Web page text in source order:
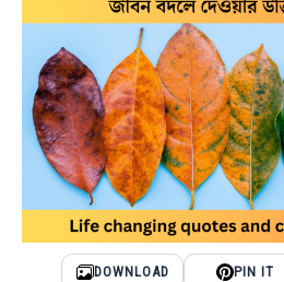
BENGALI NAMES
BENGALI STORIES
DOWNLOAD PIN IT